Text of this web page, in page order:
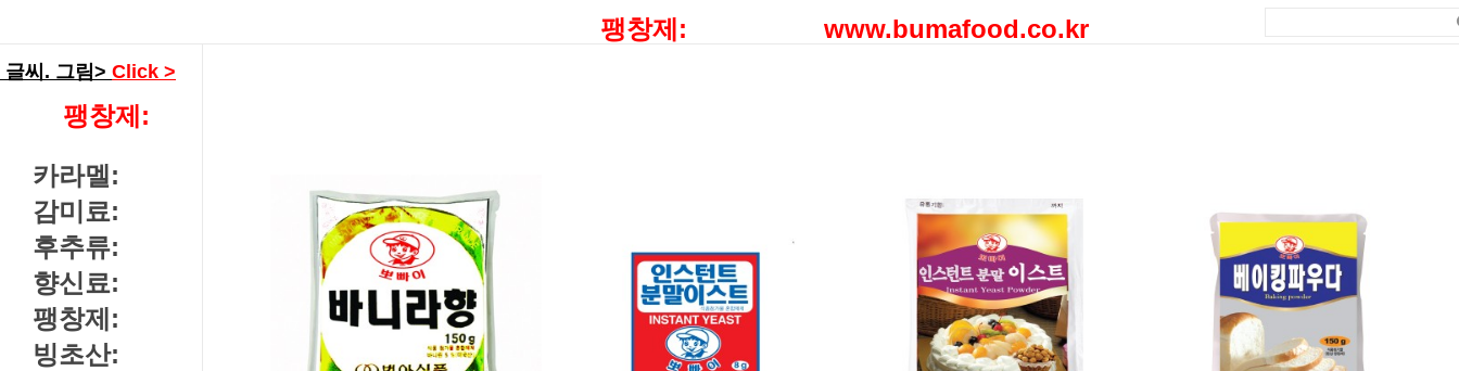
팽창제: www.bumafood.co.kr
글씨. 그림> Click >
팽창제:
카라멜:
감미료:
후추류:
향신료:
팽창제:
빙초산: